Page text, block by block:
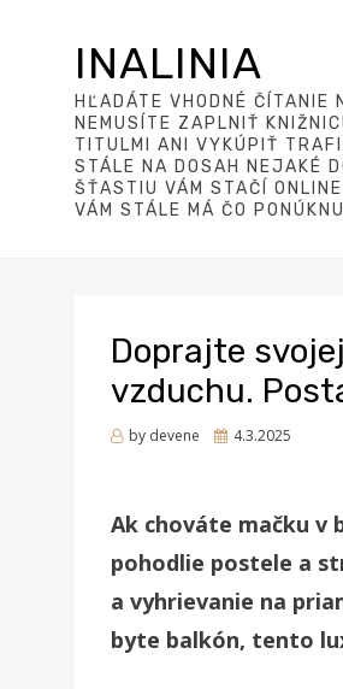
INALINIA
HĽADÁTE VHODNÉ ČÍTANIE
NEMUSÍTE ZAPLNIŤ
TITULMI ANI VYKÚPIŤ
STÁLE NA DOSAH NEJAKÉ
ŠŤASTIU VÁM STAČÍ
VÁM STÁLE MÁ ČO
Doprajte
vzduchu.
by devene
Posted
4.3.2025
Ak chováte mačku v
pohodlie postele a
a vyhrievanie na
byte balkón, tento